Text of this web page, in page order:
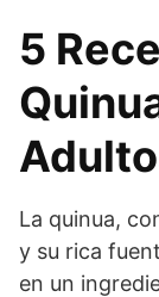
5
La quinua,
y su rica
en un